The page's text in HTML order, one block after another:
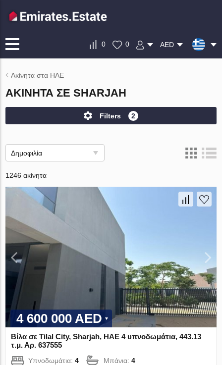
0 0 AED
Ακίνητα στα ΗΑΕ
ΑΚΊΝΗΤΑ ΣΕ SHARJAH
Filters 2
Δημοφιλία
1246 ακίνητα
4 600 000 AED
Βίλα σε Tilal City, Sharjah, ΗΑΕ 4 υπνοδωμάτια, 443.13
τ.μ. Αρ. 637555
Υπνοδωμάτια:4 Μπάνια:4